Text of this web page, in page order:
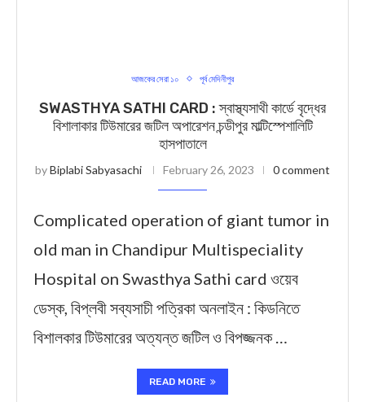
আজকের সেরা ১০ পূর্ব মেদিনীপুর
SWASTHYA SATHI CARD : স্বাস্থ্যসাথী কার্ডে বৃদ্ধের
বিশালাকার টিউমারের জটিল অপারেশন চন্ডীপুর মাল্টিস্পেশালিটি
হাসপাতালে
byBiplabi Sabyasachi February 26, 2023 0 comment
Complicated operation of giant tumor in
old man in Chandipur Multispeciality
Hospital on Swasthya Sathi card ওয়েব
ডেস্ক, বিপ্লবী সব্যসাচী পত্রিকা অনলাইন : কিডনিতে
বিশালকার টিউমারের অত্যন্ত জটিল ও বিপজ্জনক …
READ MORE